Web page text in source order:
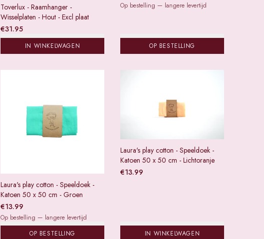
Toverlux - Raamhanger -
Wisselplaten - Hout - Excl plaat
€31.95
IN WINKELWAGEN
Op bestelling — langere levertijd
OP BESTELLING
Laura's play cotton - Speeldoek -
Katoen 50 x 50 cm - Groen
€13.99
Op bestelling — langere levertijd
OP BESTELLING
Laura's play cotton - Speeldoek -
Katoen 50 x 50 cm - Lichtoranje
€13.99
IN WINKELWAGEN